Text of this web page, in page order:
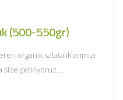
(500-550gr)
organik salatalıklarımızı
size getiriyoruz....